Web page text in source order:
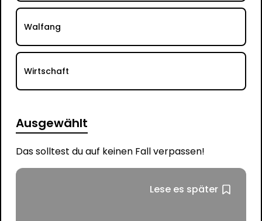
Walfang
Wirtschaft
Ausgewählt
Das solltest du auf keinen Fall verpassen!
Lese es später